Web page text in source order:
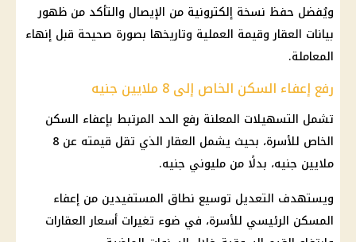
ويُفضل حفظ نسخة إلكترونية من الإيصال والتأكد من ظهور
بيانات العقار وقيمة العملية وتاريخها بصورة صحيحة قبل إنهاء
المعاملة.
رفع إعفاء السكن الخاص إلى 8 ملايين جنيه
تشمل التسهيلات المعلنة رفع الحد المرتبط بإعفاء السكن
الخاص للأسرة، بحيث يشمل العقار الذي تقل قيمته عن 8
ملايين جنيه، بدلًا من مليوني جنيه.
ويستهدف التعديل توسيع نطاق المستفيدين من إعفاء
المسكن الرئيسي للأسرة، في ضوء تغيرات أسعار العقارات